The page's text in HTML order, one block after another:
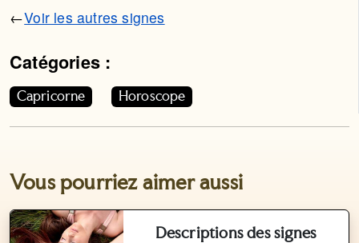
←Voir les autres signes
Catégories :
Cet article appartient aux catégories suivantes. Vous
Capricorne Horoscope
Vous pourriez aimer aussi
Descriptions des signes